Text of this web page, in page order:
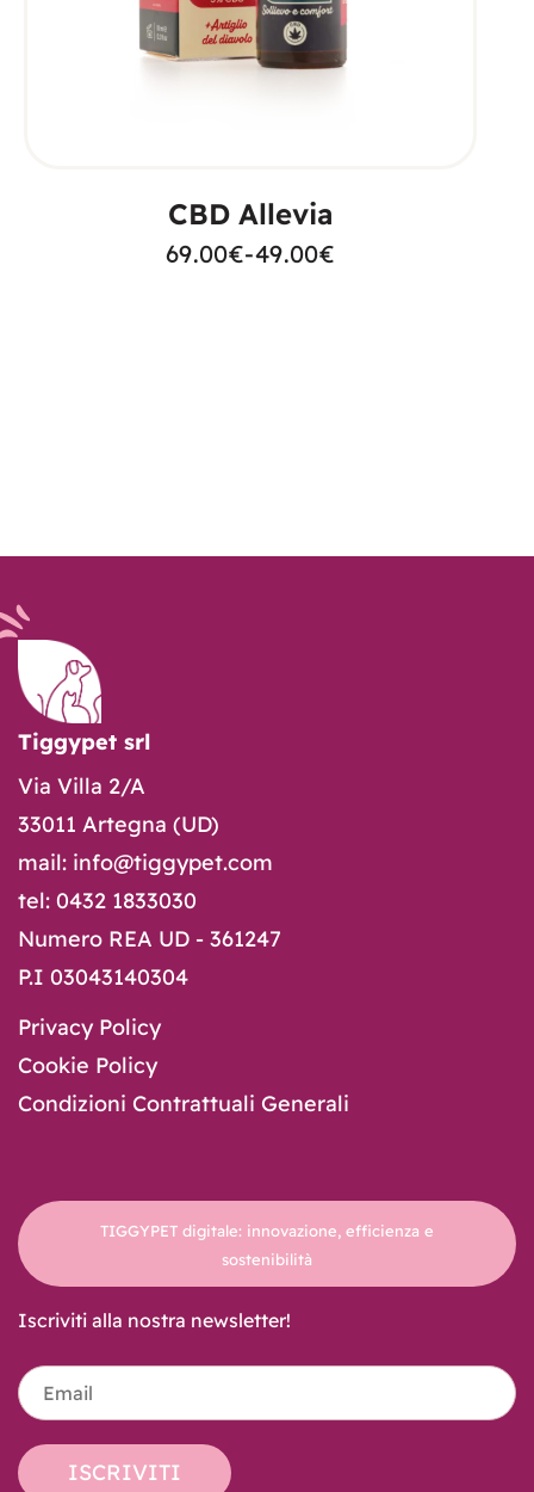
CBD Allevia
49.00€
-
69.00€
Tiggypet srl
Via Villa 2/A
33011 Artegna (UD)
mail: info@tiggypet.com
tel: 0432 1833030
Numero REA UD - 361247
P.I 03043140304
Privacy Policy
Cookie Policy
Condizioni Contrattuali Generali
TIGGYPET digitale: innovazione, efficienza e
sostenibilità
Iscriviti alla nostra newsletter!